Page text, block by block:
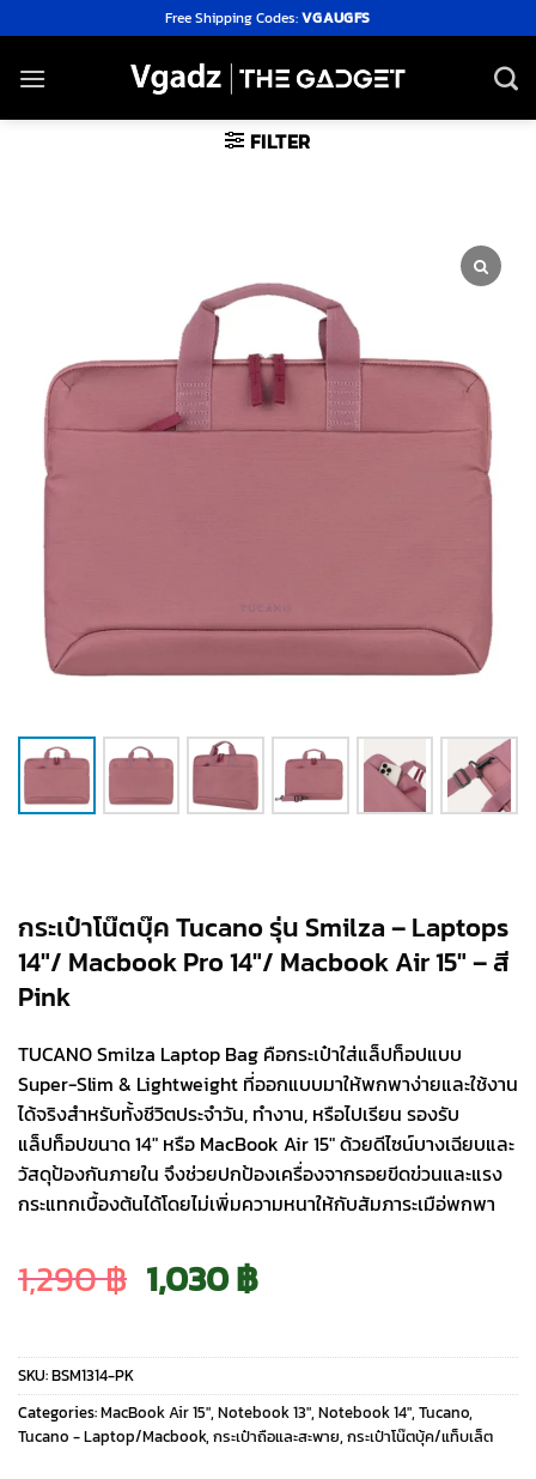
to
content
Free Shipping Codes:VGAUGFS
FILTER
กระเป๋าโน๊ตบุ๊ค Tucano รุ่น Smilza – Laptops
14″/ Macbook Pro 14″/ Macbook Air 15″ – สี
Pink
TUCANO Smilza Laptop Bag คือกระเป๋าใส่แล็ปท็อปแบบ
Super-Slim & Lightweight ที่ออกแบบมาให้พกพาง่ายและใช้งาน
ได้จริงสำหรับทั้งชีวิตประจำวัน, ทำงาน, หรือไปเรียน รองรับ
แล็ปท็อปขนาด 14″ หรือ MacBook Air 15″ ด้วยดีไซน์บางเฉียบและ
วัสดุป้องกันภายใน จึงช่วยปกป้องเครื่องจากรอยขีดข่วนและแรง
กระแทกเบื้องต้นได้โดยไม่เพิ่มความหนาให้กับสัมภาระเมือ่พกพา
1,290฿ Original
price
was:
1,030฿Current
price
is:
SKU:BSM1314-PK
Categories:MacBook Air 15″, Notebook 13", Notebook 14", Tucano,
Tucano - Laptop/Macbook, กระเป๋าถือและสะพาย, กระเป๋าโน๊ตบุ้ค/แท็บเล็ต